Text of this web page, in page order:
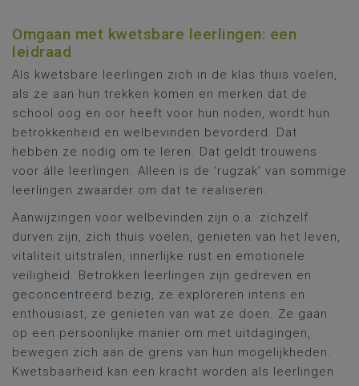
Omgaan met kwetsbare leerlingen: een
leidraad
Als kwetsbare leerlingen zich in de klas thuis voelen,
als ze aan hun trekken komen en merken dat de
school oog en oor heeft voor hun noden, wordt hun
betrokkenheid en welbevinden bevorderd. Dat
hebben ze nodig om te leren. Dat geldt trouwens
voor álle leerlingen. Alleen is de ‘rugzak’ van sommige
leerlingen zwaarder om dat te realiseren.
Aanwijzingen voor welbevinden zijn o.a. zichzelf
durven zijn, zich thuis voelen, genieten van het leven,
vitaliteit uitstralen, innerlijke rust en emotionele
veiligheid. Betrokken leerlingen zijn gedreven en
geconcentreerd bezig, ze exploreren intens en
enthousiast, ze genieten van wat ze doen. Ze gaan
op een persoonlijke manier om met uitdagingen,
bewegen zich aan de grens van hun mogelijkheden.
Kwetsbaarheid kan een kracht worden als leerlingen